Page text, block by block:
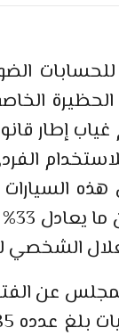
السيارات
الشخصي